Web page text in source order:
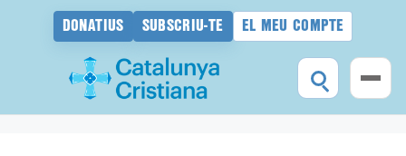
DONATIUS SUBSCRIU-TE EL MEU COMPTE